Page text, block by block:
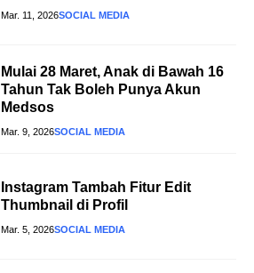
Mar. 11, 2026SOCIAL MEDIA
Mulai 28 Maret, Anak di Bawah 16
Tahun Tak Boleh Punya Akun
Medsos
Mar. 9, 2026SOCIAL MEDIA
Instagram Tambah Fitur Edit
Thumbnail di Profil
Mar. 5, 2026SOCIAL MEDIA